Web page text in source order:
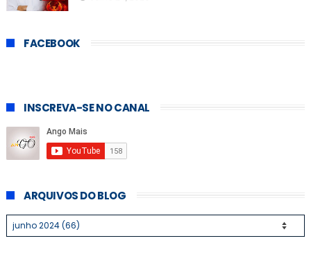
FACEBOOK
INSCREVA-SE NO CANAL
ARQUIVOS DO BLOG